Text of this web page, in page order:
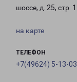
шоссе, д. 25, стр. 1
на карте
ТЕЛЕФОН
+7(49624) 5-13-03